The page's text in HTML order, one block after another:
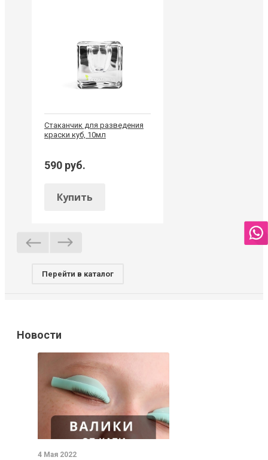
Стаканчик для разведения
краски куб, 10мл
590 руб.
Купить
Перейти в каталог
Новости
4 Мая 2022